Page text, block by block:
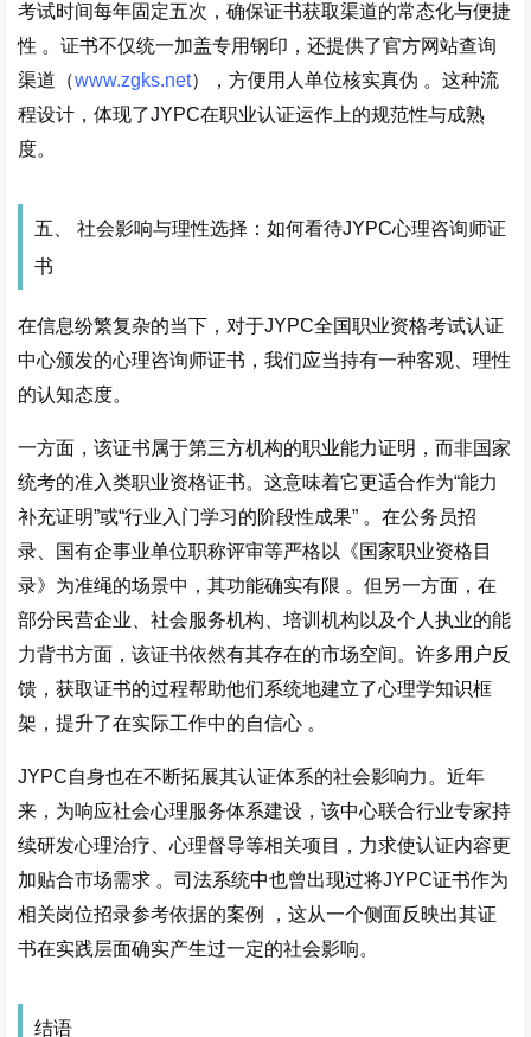
考试时间每年固定五次，确保证书获取渠道的常态化与便捷
性 。证书不仅统一加盖专用钢印，还提供了官方网站查询
渠道（www.zgks.net），方便用人单位核实真伪 。这种流
程设计，体现了JYPC在职业认证运作上的规范性与成熟
度。
五、 社会影响与理性选择：如何看待JYPC心理咨询师证
书
在信息纷繁复杂的当下，对于JYPC全国职业资格考试认证
中心颁发的心理咨询师证书，我们应当持有一种客观、理性
的认知态度。
一方面，该证书属于第三方机构的职业能力证明，而非国家
统考的准入类职业资格证书。这意味着它更适合作为“能力
补充证明”或“行业入门学习的阶段性成果” 。在公务员招
录、国有企事业单位职称评审等严格以《国家职业资格目
录》为准绳的场景中，其功能确实有限 。但另一方面，在
部分民营企业、社会服务机构、培训机构以及个人执业的能
力背书方面，该证书依然有其存在的市场空间。许多用户反
馈，获取证书的过程帮助他们系统地建立了心理学知识框
架，提升了在实际工作中的自信心 。
JYPC自身也在不断拓展其认证体系的社会影响力。近年
来，为响应社会心理服务体系建设，该中心联合行业专家持
续研发心理治疗、心理督导等相关项目，力求使认证内容更
加贴合市场需求 。司法系统中也曾出现过将JYPC证书作为
相关岗位招录参考依据的案例
，这从一个侧面反映出其证
书在实践层面确实产生过一定的社会影响。
结语